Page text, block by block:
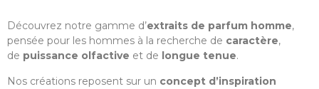
Découvrez notre gamme d’extraits de parfum homme,
pensée pour les hommes à la recherche de caractère,
de puissance olfactive et de longue tenue.
Nos créations reposent sur un concept d’inspiration